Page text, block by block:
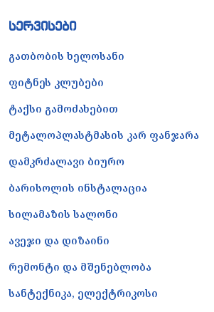
სერვისები
გათბობის ხელოსანი
ფიტნეს კლუბები
ტაქსი გამოძახებით
მეტალოპლასტმასის კარ ფანჯარა
დამკრძალავი ბიურო
ბარისოლის ინსტალაცია
სილამაზის სალონი
ავეჯი და დიზაინი
რემონტი და მშენებლობა
სანტექნიკა, ელექტრიკოსი